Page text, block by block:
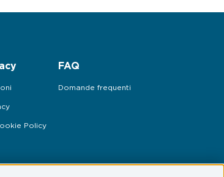
Policy
FAQ
Domande frequenti